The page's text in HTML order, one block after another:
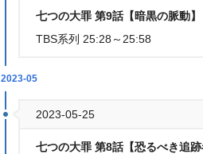
七つの大罪 第9話【暗黒の脈動】
TBS系列 25:28～25:58
2023-05
2023-05-25
七つの大罪 第8話【恐るべき追跡